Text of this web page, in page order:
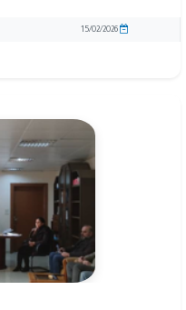
15/02/2026